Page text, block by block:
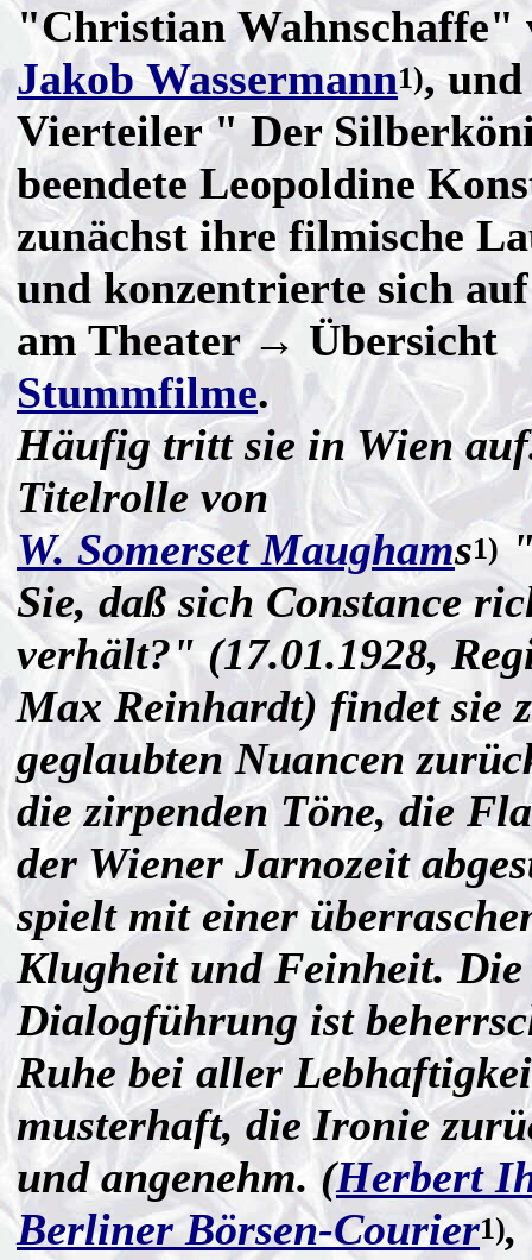
"Christian Wahnschaffe"
Jakob Wassermann1),
Vierteiler " Der
beendete Leopoldine
zunächst ihre filmische
und konzentrierte sich
am Theater → Übersicht
Stummfilme.
Häufig tritt sie in Wien
Titelrolle von
W. Somerset Maughams1)
Sie, daß sich Constance
verhält?" (17.01.1928,
Max Reinhardt) findet sie
geglaubten Nuancen
die zirpenden Töne, die
der Wiener Jarnozeit
spielt mit einer
Klugheit und Feinheit. Die
Dialogführung ist
Ruhe bei aller
musterhaft, die Ironie
und angenehm. (Herbert
Berliner Börsen-Courier1),